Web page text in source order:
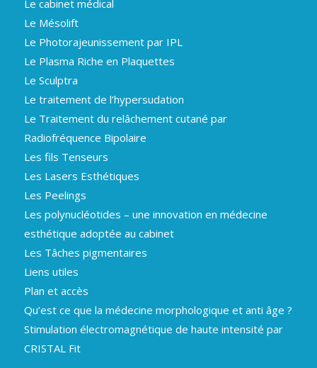
Le cabinet médical
Le Mésolift
Le Photorajeunissement par IPL
Le Plasma Riche en Plaquettes
Le Sculptra
Le traitement de l’hypersudation
Le Traitement du relâchement cutané par
Radiofréquence Bipolaire
Les fils Tenseurs
Les Lasers Esthétiques
Les Peelings
Les polynucléotides – une innovation en médecine
esthétique adoptée au cabinet
Les Tâches pigmentaires
Liens utiles
Plan et accès
Qu’est ce que la médecine morphologique et anti âge ?
Stimulation électromagnétique de haute intensité par
CRISTAL Fit